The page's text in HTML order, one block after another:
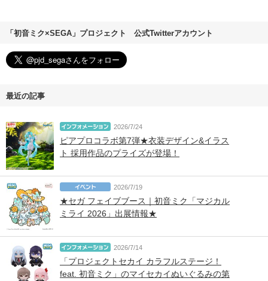
「初音ミク×SEGA」プロジェクト 公式Twitterアカウント
最近の記事
2026/7/24
ピアプロコラボ第7弾★衣装デザイン&イラス
ト 採用作品のプライズが登場！
2026/7/19
★セガ フェイブブース｜初音ミク「マジカル
ミライ 2026」出展情報★
2026/7/14
「プロジェクトセカイ カラフルステージ！
feat. 初音ミク」のマイセカイぬいぐるみの第